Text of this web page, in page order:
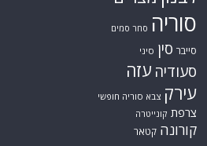
סוריה סחר סמים
סייבר סין סיני
סעודיה עזה
עירק צבא סוריה חופשי
צרפת קונייטרה
קורונה קטאר